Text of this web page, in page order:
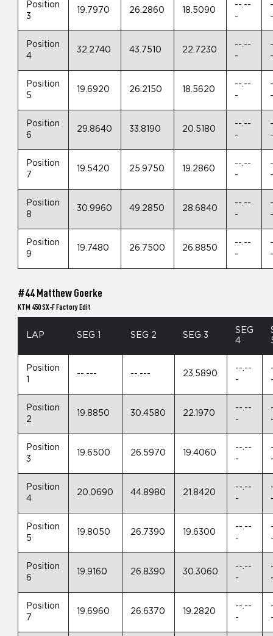
Position
3
19.7970 26.2860 18.5090
--.--
-
Position
4
32.2740 43.7510 22.7230
--.--
-
Position
5
19.6920 26.2150 18.5620
--.--
-
Position
6
29.8640 33.8190 20.5180
--.--
-
Position
7
19.5420 25.9750 19.2860
--.--
-
Position
8
30.9960 49.2850 28.6840
--.--
-
Position
9
19.7480 26.7500 26.8850
--.--
-
#44 Matthew Goerke
KTM 450 SX-F Factory Edit
LAP SEG 1 SEG 2 SEG 3
SEG
4
Position
1
--.--- --.--- 23.5890
--.--
-
Position
2
19.8850 30.4580 22.1970
--.--
-
Position
3
19.6500 26.5970 19.4060
--.--
-
Position
4
20.0690 44.8980 21.8420
--.--
-
Position
5
19.8050 26.7390 19.6300
--.--
-
Position
6
19.9160 26.8390 30.3060
--.--
-
Position
7
19.6960 26.6370 19.2820
--.--
-